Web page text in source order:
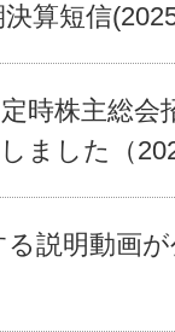
算短信
時株主総会
ました（
説明動画